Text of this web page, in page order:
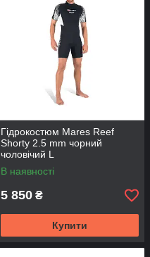
Гідрокостюм Mares Reef
Shorty 2.5 mm чорний
чоловічий L
В наявності
5 850 ₴
Купити